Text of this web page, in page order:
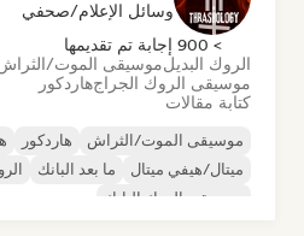
وسائل الإعلام/صحفي
> 900 إجابة تم تقديمها
الروك البديلموسيقى الموت/
موسيقى الروك الجراجهاردكور
كتابة مقالات
موسيقى الموت/الثراش هاردكور
ميتال/هيفي ميتال
ما بعد البانك
موسيقى الروك البانك